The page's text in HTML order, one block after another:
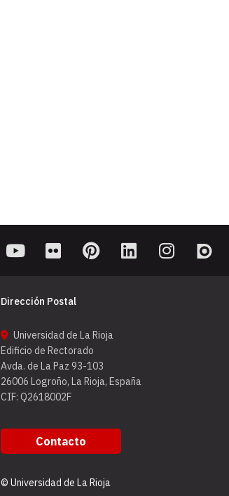
Dirección Postal
Universidad de La Rioja
Edificio de Rectorado
Avda. de La Paz 93-103
26006 Logroño, La Rioja, España
CIF: Q2618002F
Contacto
© Universidad de La Rioja